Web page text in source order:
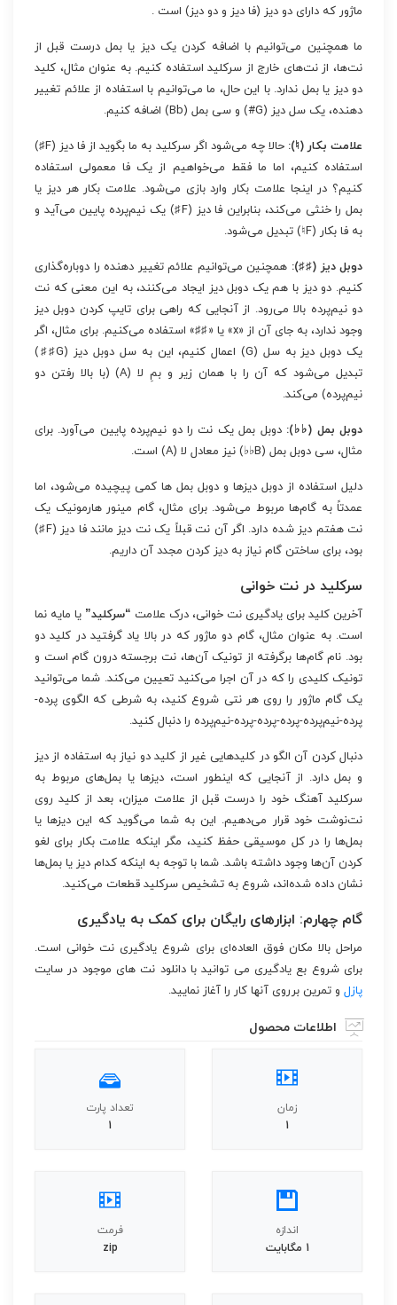
ماژور که دارای دو دیز (فا دیز و دو دیز) است .
ما همچنین می‌توانیم با اضافه کردن یک دیز یا بمل درست قبل از
نت‌ها، از نت‌های خارج از سرکلید استفاده کنیم. به عنوان مثال، کلید
دو دیز یا بمل ندارد. با این حال، ما می‌توانیم با استفاده از علائم تغییر
دهنده، یک سل دیز (G#) و سی بمل (Bb) اضافه کنیم.
علامت بکار (♮):
حالا چه می‌شود اگر سرکلید به ما بگوید از فا دیز (F♯)
استفاده کنیم، اما ما فقط می‌خواهیم از یک فا معمولی استفاده
کنیم؟ در اینجا علامت بکار وارد بازی می‌شود. علامت بکار هر دیز یا
بمل را خنثی می‌کند، بنابراین فا دیز (F♯) یک نیم‌پرده پایین می‌آید و
به فا بکار (F♮) تبدیل می‌شود.
دوبل دیز (♯♯): همچنین می‌توانیم علائم تغییر دهنده را دوباره‌گذاری
کنیم. دو دیز با هم یک دوبل دیز ایجاد می‌کنند، به این معنی که نت
دو نیم‌پرده بالا می‌رود. از آنجایی که راهی برای تایپ کردن دوبل دیز
وجود ندارد، به جای آن از «x» یا «♯♯» استفاده می‌کنیم. برای مثال، اگر
یک دوبل دیز به سل (G) اعمال کنیم، این به سل دوبل دیز (G♯♯)
تبدیل می‌شود که آن را با همان زیر و بمِ لا (A) (با بالا رفتن دو
نیم‌پرده) می‌کند.
دوبل بمل (♭♭):دوبل بمل یک نت را دو نیم‌پرده پایین می‌آورد. برای
مثال، سی دوبل بمل (B♭♭) نیز معادل لا (A) است.
دلیل استفاده از دوبل دیزها و دوبل بمل ها کمی پیچیده می‌شود، اما
عمدتاً به گام‌ها مربوط می‌شود. برای مثال، گام مینور هارمونیک یک
نت هفتم دیز شده دارد. اگر آن نت قبلاً یک نت دیز مانند فا دیز (F♯)
بود، برای ساختن گام نیاز به دیز کردن مجدد آن داریم.
سرکلید در نت خوانی
آخرین کلید برای یادگیری نت خوانی، درک علامت “سرکلید” یا مایه نما
است. به عنوان مثال، گام دو ماژور که در بالا یاد گرفتید در کلید دو
بود. نام گام‌ها برگرفته از تونیک آن‌ها، نت برجسته درون گام است و
تونیک کلیدی را که در آن اجرا می‌کنید تعیین می‌کند. شما می‌توانید
یک گام ماژور را روی هر نتی شروع کنید، به شرطی که الگوی پرده-
پرده-نیم‌پرده-پرده-پرده-پرده-نیم‌پرده را دنبال کنید.
دنبال کردن آن الگو در کلیدهایی غیر از کلید دو نیاز به استفاده از دیز
و بمل دارد. از آنجایی که اینطور است، دیزها یا بمل‌های مربوط به
سرکلید آهنگ خود را درست قبل از علامت میزان، بعد از کلید روی
نت‌نوشت خود قرار می‌دهیم. این به شما می‌گوید که این دیزها یا
بمل‌ها را در کل موسیقی حفظ کنید، مگر اینکه علامت بکار برای لغو
کردن آن‌ها وجود داشته باشد. شما با توجه به اینکه کدام دیز یا بمل‌ها
نشان داده شده‌اند، شروع به تشخیص سرکلید قطعات می‌کنید.
گام چهارم: ابزارهای رایگان برای کمک به یادگیری
مراحل بالا مکان فوق العاده‌ای برای شروع یادگیری نت خوانی است.
برای شروع بع یادگیری می توانید با دانلود نت های موجود در سایت
پازل و تمرین برروی آنها کار را آغاز نمایید.
اطلاعات محصول
زمان
1
تعداد پارت
1
اندازه
1 مگابایت
فرمت
zip